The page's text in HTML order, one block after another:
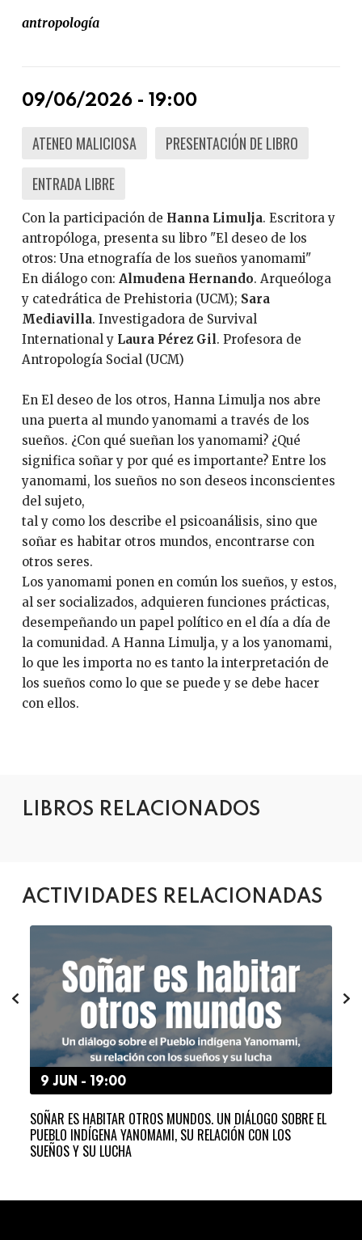
antropología
09/06/2026 - 19:00
ATENEO MALICIOSA
PRESENTACIÓN DE LIBRO
ENTRADA LIBRE
Con la participación de Hanna Limulja. Escritora y
antropóloga, presenta su libro "El deseo de los
otros: Una etnografía de los sueños yanomami"
En diálogo con: Almudena Hernando. Arqueóloga
y catedrática de Prehistoria (UCM); Sara
Mediavilla. Investigadora de Survival
International y Laura Pérez Gil. Profesora de
Antropología Social (UCM)
En El deseo de los otros, Hanna Limulja nos abre
una puerta al mundo yanomami a través de los
sueños. ¿Con qué sueñan los yanomami? ¿Qué
significa soñar y por qué es importante? Entre los
yanomami, los sueños no son deseos inconscientes
del sujeto,
tal y como los describe el psicoanálisis, sino que
soñar es habitar otros mundos, encontrarse con
otros seres.
Los yanomami ponen en común los sueños, y estos,
al ser socializados, adquieren funciones prácticas,
desempeñando un papel político en el día a día de
la comunidad. A Hanna Limulja, y a los yanomami,
lo que les importa no es tanto la interpretación de
los sueños como lo que se puede y se debe hacer
con ellos.
LIBROS RELACIONADOS
ACTIVIDADES RELACIONADAS
9 JUN - 19:00
SOÑAR ES HABITAR OTROS MUNDOS. UN DIÁLOGO SOBRE EL
PUEBLO INDÍGENA YANOMAMI, SU RELACIÓN CON LOS
SUEÑOS Y SU LUCHA